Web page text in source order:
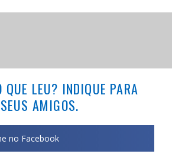
QUE LEU? INDIQUE PARA
SEUS AMIGOS.
no Facebook